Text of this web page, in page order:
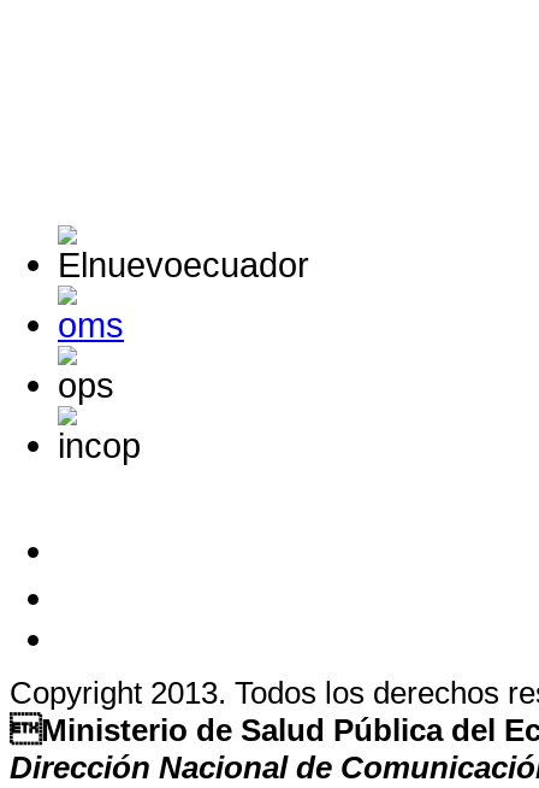
Copyright 2013. Todos los derechos
Ministerio de Salud Pública del
Dirección Nacional de